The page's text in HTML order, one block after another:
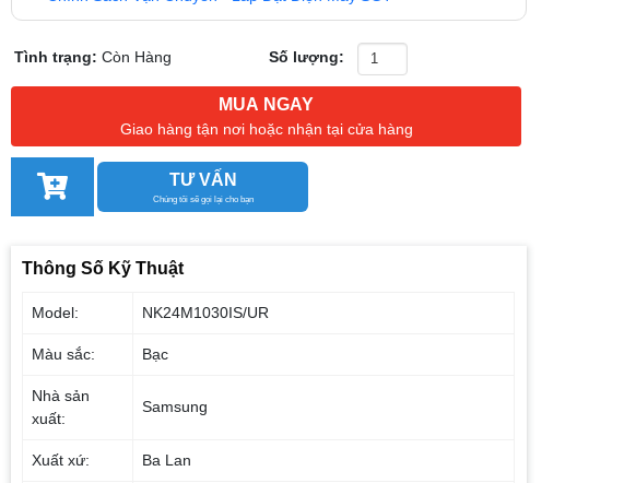
Tình trạng: Còn Hàng Số lượng:
MUA NGAY
Giao hàng tận nơi hoặc nhận tại cửa hàng
TƯ VẤN
Chúng tôi sẽ gọi lại cho bạn
Thông Số Kỹ Thuật
Model: NK24M1030IS/UR
Màu sắc: Bạc
Nhà sản
xuất:
Samsung
Xuất xứ: Ba Lan